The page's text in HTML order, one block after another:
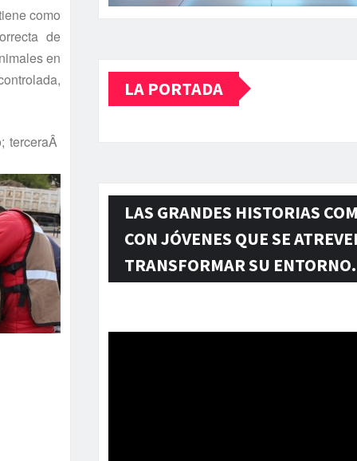
como
de
en
terceraÂ
LA PORTADA
LAS GRANDES HISTORIAS
CON JÓVENES QUE SE
TRANSFORMAR SU ENTORNO.